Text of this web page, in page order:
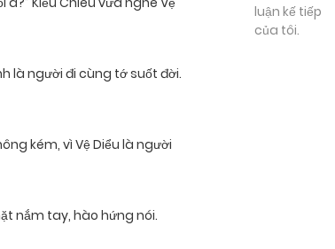
là người đi cùng tớ suốt đời.
kém, vì Vệ Diểu là người
nắm tay, hào hứng nói.
luận kế tiếp
của tôi.